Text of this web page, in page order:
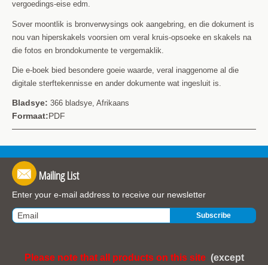
vergoedings-eise edm.
Sover moontlik is bronverwysings ook aangebring, en die dokument is
nou van hiperskakels voorsien om veral kruis-opsoeke en skakels na
die fotos en brondokumente te vergemaklik.
Die e-boek bied besondere goeie waarde, veral inaggenome al die
digitale sterftekennisse en ander dokumente wat ingesluit is.
Bladsye: 366 bladsye, Afrikaans
Formaat:PDF
Mailing List
Enter your e-mail address to receive our newsletter
Please note that all products on this site (except